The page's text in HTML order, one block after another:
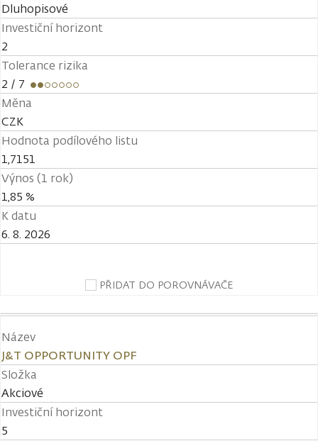
Dluhopisové
Investiční horizont
2
Tolerance rizika
2 / 7
Měna
CZK
Hodnota podílového listu
1,7151
Výnos (1 rok)
1,85 %
K datu
6. 8. 2026
PŘIDAT DO POROVNÁVAČE
Název
J&T OPPORTUNITY OPF
Složka
Akciové
Investiční horizont
5